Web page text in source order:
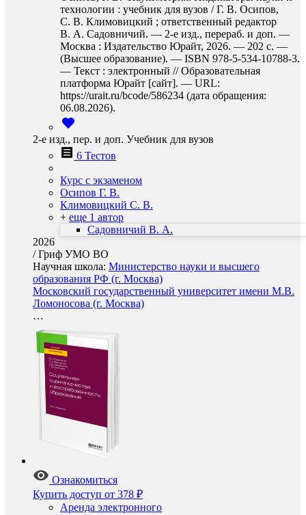
технологии : учебник для вузов / Г. В. Осипов,
С. В. Климовицкий ; ответственный редактор
В. А. Садовничий. — 2-е изд., перераб. и доп. —
Москва : Издательство Юрайт, 2026. — 202 с. —
(Высшее образование). — ISBN 978-5-534-10788-3.
— Текст : электронный // Образовательная
платформа Юрайт [сайт]. — URL:
https://urait.ru/bcode/586234 (дата обращения:
06.08.2026).
2-е изд., пер. и доп. Учебник для вузов
6 Тестов
Курс с экзаменом
Осипов Г. В.
Климовицкий С. В.
+ еще 1 автор
Садовничий В. А.
2026
/Гриф УМО ВО
Научная школа: Министерство науки и высшего
образования РФ (г. Москва)
Московский государственный университет имени М.В.
Ломоносова (г. Москва)
…
Ознакомиться
Купить доступ от 378 ₽
Аренда электронного